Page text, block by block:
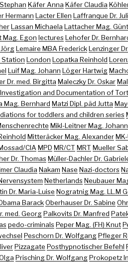
Käfer Anna Käfer Claudia
Hermann Lacter Ellen Laffranque Dr.
Lassan Michaela Lattacher Mag.
Mag. Egon lectures Lehofer Dr.
Lemaire MBA Frederick Lenzinger
Station London Lopatka Reinhold
Luif Mag. Johann Löger Hartwig
Dr. med. Birgitta Maleczky Dr. Oskar
and Documentation of
Mag. Bernhard Matzi Dipl. päd Jutta
for toddlers and children series
Mikl-Leitner Mag.
Mitteräcker Mag. Alexander
CIA MPD MR/CT MRT Mueller
Dr. Thomas Müller-Dachler Dr.
Claudia Nakam Nase Nazi-doctors
Netherlands Neubauer
Dr. Maria-Luise Nogratnig Mag. LL.M
Barack Oberhauser Dr. Sabine
med. Georg Palkovits Dr. Manfred
pedo-criminals Peper Mag. (FH) Knut
Peschorn Dr. Wolfgang Pfleger
Pizzagate Posthypnotischer Befehl
Prisching Dr. Wolfgang Prokopetz